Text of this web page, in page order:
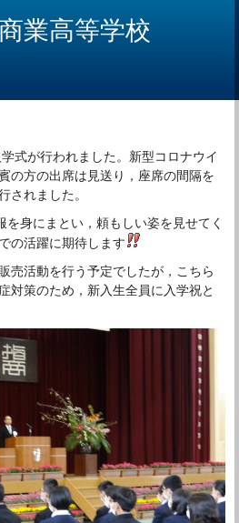
業高等学校
式が行われました。新型コロナウイ
の方の出席は見送り，座席の間隔を
されました。
身にまとい，頼もしい姿を見せてく
の活躍に期待します
売活動を行う予定でしたが，こちら
対策のため，新入生全員に入学祝と